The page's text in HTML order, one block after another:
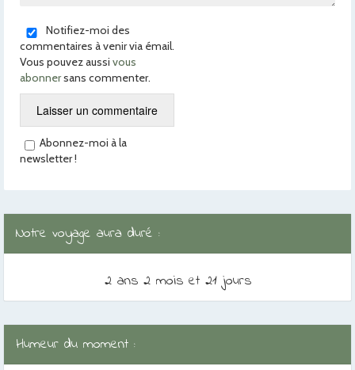
Notifiez-moi des
commentaires à venir via émail.
Vous pouvez aussi vous
abonnersans commenter.
Abonnez-moi à la
newsletter !
Notre voyage aura duré :
2 ans 2 mois et 21 jours
Humeur du moment :